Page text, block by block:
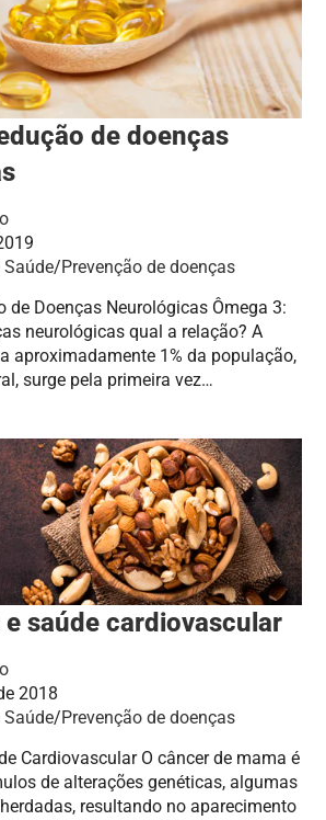
de doenças
/Prevenção de doenças
de Doenças Neurológicas Ômega 3:
neurológicas qual a relação? A
aproximadamente 1% da população,
surge pela primeira vez…
saúde cardiovascular
2018
Saúde/Prevenção de doenças
Cardiovascular O câncer de mama é
de alterações genéticas, algumas
resultando no aparecimento